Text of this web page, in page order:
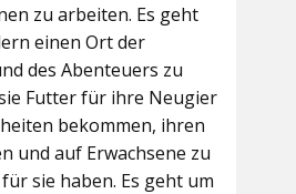
zu arbeiten. Es geht
einen Ort der
des Abenteuers zu
Futter für ihre Neugier
bekommen, ihren
und auf Erwachsene zu
sie haben. Es geht um